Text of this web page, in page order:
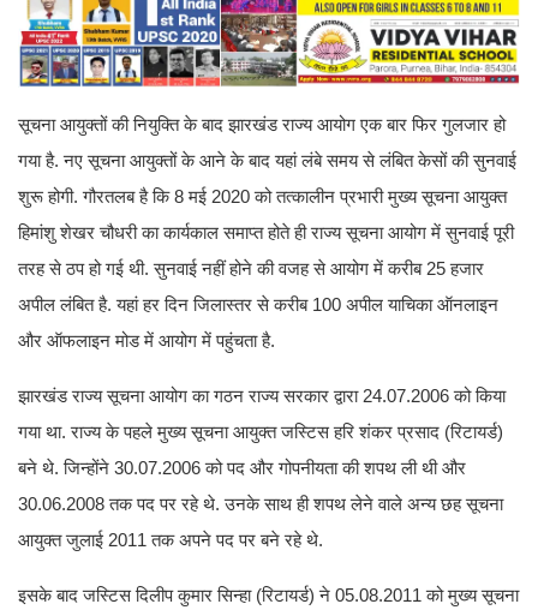
सूचना आयुक्तों की नियुक्ति के बाद झारखंड राज्य आयोग एक बार फिर गुलजार हो
गया है. नए सूचना आयुक्तों के आने के बाद यहां लंबे समय से लंबित केसों की सुनवाई
शुरू होगी. गौरतलब है कि 8 मई 2020 को तत्कालीन प्रभारी मुख्य सूचना आयुक्त
हिमांशु शेखर चौधरी का कार्यकाल समाप्त होते ही राज्य सूचना आयोग में सुनवाई पूरी
तरह से ठप हो गई थी. सुनवाई नहीं होने की वजह से आयोग में करीब 25 हजार
अपील लंबित है. यहां हर दिन जिलास्तर से करीब 100 अपील याचिका ऑनलाइन
और ऑफलाइन मोड में आयोग में पहुंचता है.
झारखंड राज्य सूचना आयोग का गठन राज्य सरकार द्वारा 24.07.2006 को किया
गया था. राज्य के पहले मुख्य सूचना आयुक्त जस्टिस हरि शंकर प्रसाद (रिटायर्ड)
बने थे. जिन्होंने 30.07.2006 को पद और गोपनीयता की शपथ ली थी और
30.06.2008 तक पद पर रहे थे. उनके साथ ही शपथ लेने वाले अन्य छह सूचना
आयुक्त जुलाई 2011 तक अपने पद पर बने रहे थे.
इसके बाद जस्टिस दिलीप कुमार सिन्हा (रिटायर्ड) ने 05.08.2011 को मुख्य सूचना